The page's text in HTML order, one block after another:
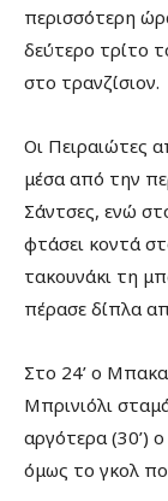
περισσότερη
δεύτερο τρίτο
στο τρανζίσιον.
Οι Πειραιώτες
μέσα από την
Σάντσες, ενώ
φτάσει κοντά
τακουνάκι τη
πέρασε δίπλα
Στο 24’ ο
Μπρινιόλι
αργότερα (30’)
όμως το γκολ